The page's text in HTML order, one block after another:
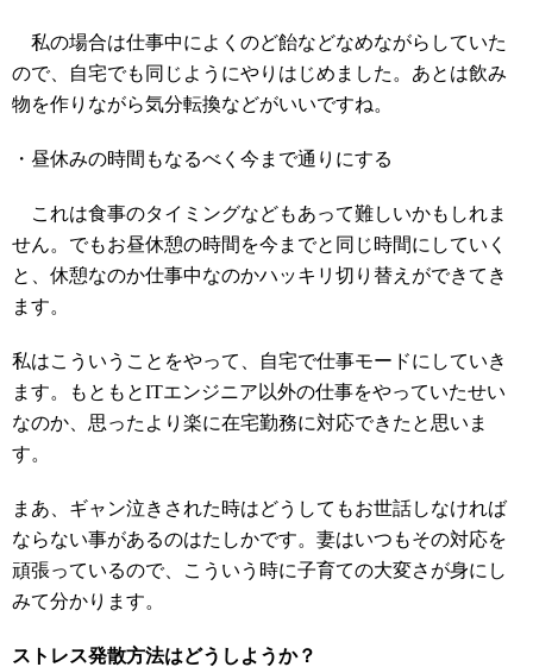
私の場合は仕事中によくのど飴などなめながらしていた
ので、自宅でも同じようにやりはじめました。あとは飲み
物を作りながら気分転換などがいいですね。
・昼休みの時間もなるべく今まで通りにする
これは食事のタイミングなどもあって難しいかもしれま
せん。でもお昼休憩の時間を今までと同じ時間にしていく
と、休憩なのか仕事中なのかハッキリ切り替えができてき
ます。
私はこういうことをやって、自宅で仕事モードにしていき
ます。もともとITエンジニア以外の仕事をやっていたせい
なのか、思ったより楽に在宅勤務に対応できたと思いま
す。
まあ、ギャン泣きされた時はどうしてもお世話しなければ
ならない事があるのはたしかです。妻はいつもその対応を
頑張っているので、こういう時に子育ての大変さが身にし
みて分かります。
ストレス発散方法はどうしようか？